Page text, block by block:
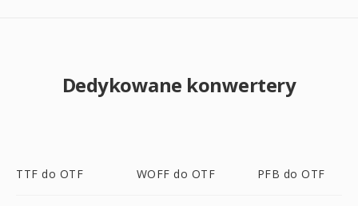
Dedykowane konwertery
TTF do OTF WOFF do OTF PFB do OTF